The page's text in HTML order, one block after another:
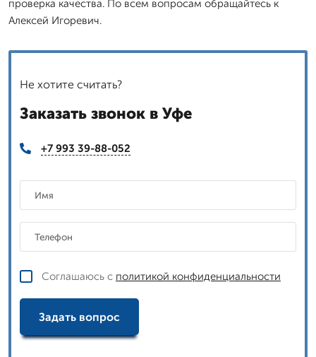
проверка качества. По всем вопросам обращайтесь к
Алексей Игоревич.
Не хотите считать?
Заказать звонок в Уфе
+7 993 39-88-052
Соглашаюсь с политикой конфиденциальности
Задать вопрос